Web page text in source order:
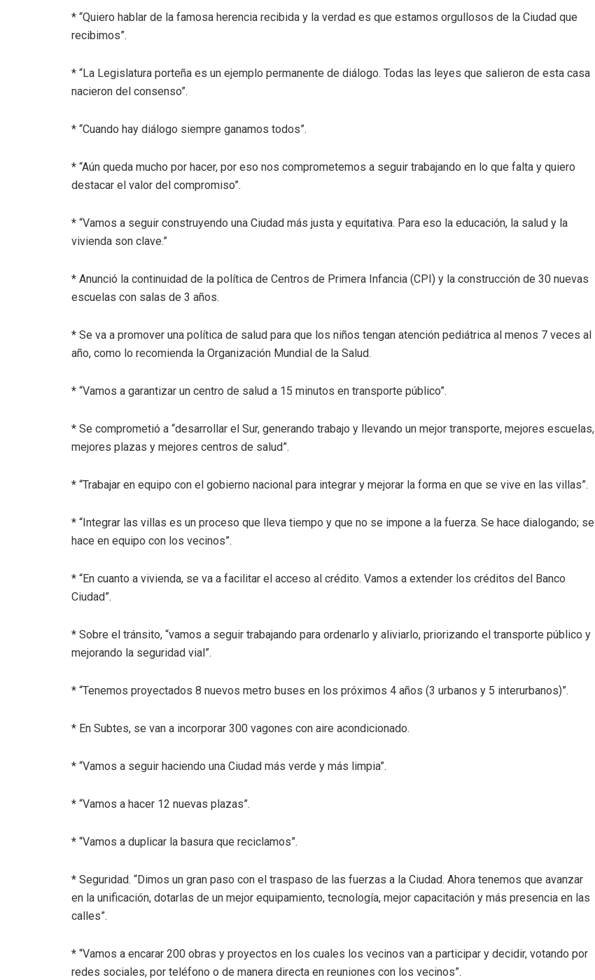
* “Quiero hablar de la famosa herencia recibida y la verdad es que estamos orgullosos de la Ciudad que
recibimos”.
* “La Legislatura porteña es un ejemplo permanente de diálogo. Todas las leyes que salieron de esta casa
nacieron del consenso”.
* “Cuando hay diálogo siempre ganamos todos”.
* “Aún queda mucho por hacer, por eso nos comprometemos a seguir trabajando en lo que falta y quiero
destacar el valor del compromiso”.
* “Vamos a seguir construyendo una Ciudad más justa y equitativa. Para eso la educación, la salud y la
vivienda son clave.”
* Anunció la continuidad de la política de Centros de Primera Infancia (CPI) y la construcción de 30 nuevas
escuelas con salas de 3 años.
* Se va a promover una política de salud para que los niños tengan atención pediátrica al menos 7 veces al
año, como lo recomienda la Organización Mundial de la Salud.
* “Vamos a garantizar un centro de salud a 15 minutos en transporte público”.
* Se comprometió a “desarrollar el Sur, generando trabajo y llevando un mejor transporte, mejores escuelas,
mejores plazas y mejores centros de salud”.
* “Trabajar en equipo con el gobierno nacional para integrar y mejorar la forma en que se vive en las villas”.
* “Integrar las villas es un proceso que lleva tiempo y que no se impone a la fuerza. Se hace dialogando; se
hace en equipo con los vecinos”.
* “En cuanto a vivienda, se va a facilitar el acceso al crédito. Vamos a extender los créditos del Banco
Ciudad”.
* Sobre el tránsito, “vamos a seguir trabajando para ordenarlo y aliviarlo, priorizando el transporte público y
mejorando la seguridad vial”.
* “Tenemos proyectados 8 nuevos metro buses en los próximos 4 años (3 urbanos y 5 interurbanos)”.
* En Subtes, se van a incorporar 300 vagones con aire acondicionado.
* “Vamos a seguir haciendo una Ciudad más verde y más limpia”.
* “Vamos a hacer 12 nuevas plazas”.
* “Vamos a duplicar la basura que reciclamos”.
* Seguridad. “Dimos un gran paso con el traspaso de las fuerzas a la Ciudad. Ahora tenemos que avanzar
en la unificación, dotarlas de un mejor equipamiento, tecnología, mejor capacitación y más presencia en las
calles”.
* “Vamos a encarar 200 obras y proyectos en los cuales los vecinos van a participar y decidir, votando por
redes sociales, por teléfono o de manera directa en reuniones con los vecinos”.